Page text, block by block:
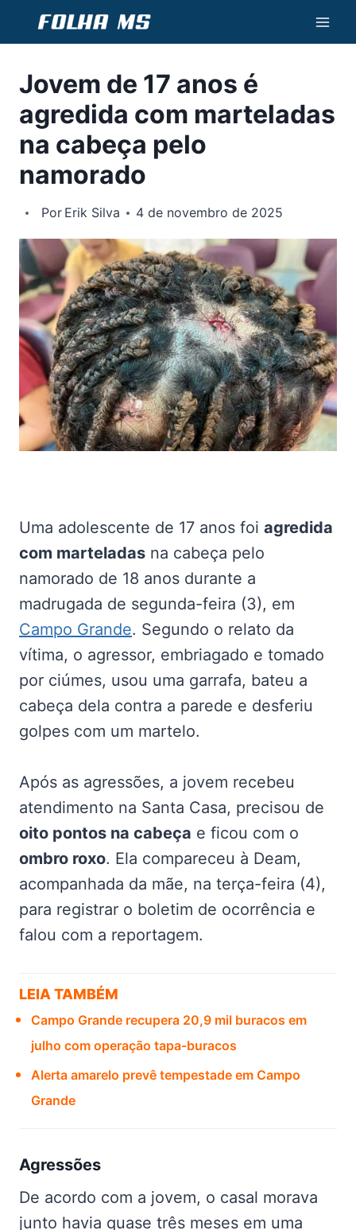
Conteúdo
Jovem de 17 anos é
agredida com marteladas
na cabeça pelo
namorado
Por Erik Silva 4 de novembro de 2025
Uma adolescente de 17 anos foi agredida
com marteladas na cabeça pelo
namorado de 18 anos durante a
madrugada de segunda-feira (3), em
Campo Grande. Segundo o relato da
vítima, o agressor, embriagado e tomado
por ciúmes, usou uma garrafa, bateu a
cabeça dela contra a parede e desferiu
golpes com um martelo.
Após as agressões, a jovem recebeu
atendimento na Santa Casa, precisou de
oito pontos na cabeça e ficou com o
ombro roxo. Ela compareceu à Deam,
acompanhada da mãe, na terça-feira (4),
para registrar o boletim de ocorrência e
falou com a reportagem.
LEIA TAMBÉM
Campo Grande recupera 20,9 mil buracos em
julho com operação tapa-buracos
Alerta amarelo prevê tempestade em Campo
Grande
Agressões
De acordo com a jovem, o casal morava
junto havia quase três meses em uma